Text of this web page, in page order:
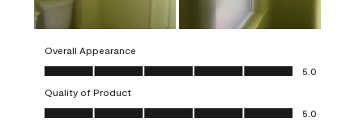
Overall Appearance
Overall Appearance, 5.0 out of 5
5.0
Quality of Product
Quality of Product, 5.0 out of 5
5.0